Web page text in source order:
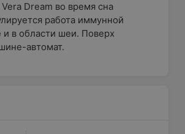
Dream во время сна
работа иммунной
и в области шеи. Поверх
автомат.